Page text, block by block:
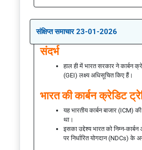
संक्षिप्त समाचार 23-01-2026
संदर्भ
हाल ही में भारत सरकार ने कार्बन
(GEI) लक्ष्य अधिसूचित किए हैं।
भारत की कार्बन क्रेडिट
यह भारतीय कार्बन बाजार (ICM)
था।
इसका उद्देश्य भारत को निम्न-
पर निर्धारित योगदान (NDCs) के